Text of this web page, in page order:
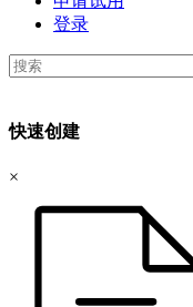
登录
快速创建
×